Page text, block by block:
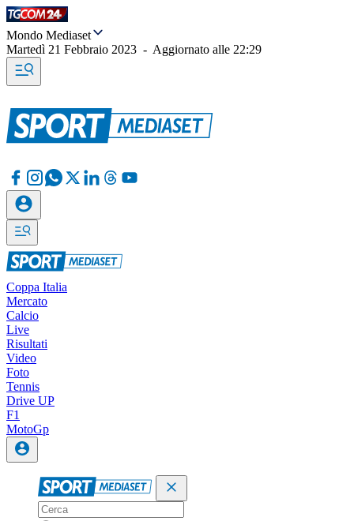
Mondo Mediaset
Martedì 21 Febbraio 2023 - Aggiornato alle 22:29
Coppa Italia
Mercato
Calcio
Live
Risultati
Video
Foto
Tennis
Drive UP
F1
MotoGp